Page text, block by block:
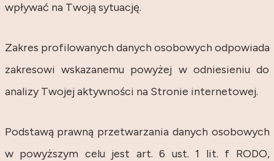
wpływać na Twoją sytuację.
Zakres profilowanych danych osobowych odpowiada
zakresowi wskazanemu powyżej w odniesieniu do
analizy Twojej aktywności na Stronie internetowej.
Podstawą prawną przetwarzania danych osobowych
w powyższym celu jest art. 6 ust. 1 lit. f RODO,